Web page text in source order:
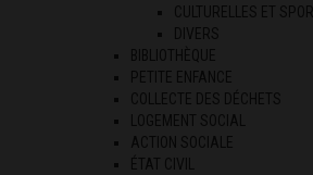
CULTURELLES ET
DIVERS
BIBLIOTHÈQUE
PETITE ENFANCE
COLLECTE DES DÉCHETS
LOGEMENT SOCIAL
ACTION SOCIALE
ÉTAT CIVIL